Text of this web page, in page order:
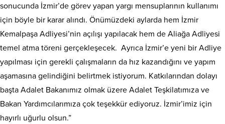
sonucunda İzmir’de görev yapan yargı mensuplarının kullanımı
için böyle bir karar alındı. Önümüzdeki aylarda hem İzmir
Kemalpaşa Adliyesi’nin açılışı yapılacak hem de Aliağa Adliyesi
temel atma töreni gerçekleşecek. Ayrıca İzmir’e yeni bir Adliye
yapılması için gerekli çalışmaların da hız kazandığını ve yapım
aşamasına gelindiğini belirtmek istiyorum. Katkılarından dolayı
başta Adalet Bakanımız olmak üzere Adalet Teşkilatımıza ve
Bakan Yardımcılarımıza çok teşekkür ediyoruz. İzmir’imiz için
hayırlı uğurlu olsun.”